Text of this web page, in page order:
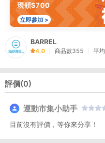
現領$700
立即參加 >
BARREL
4.0 商品數355 平均
評價(0)
運動市集小助手
目前沒有評價，等你來分享！